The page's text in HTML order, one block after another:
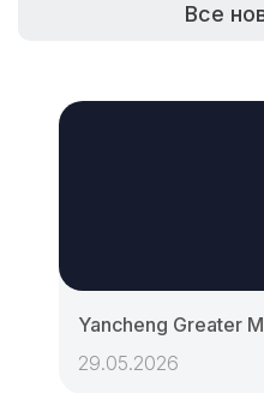
Все
Yancheng Greater
29.05.2026